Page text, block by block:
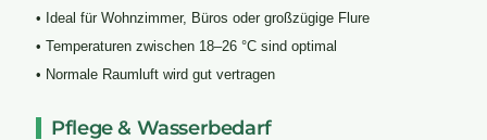
• Ideal für Wohnzimmer, Büros oder großzügige Flure
• Temperaturen zwischen 18–26 °C sind optimal
• Normale Raumluft wird gut vertragen
Pflege & Wasserbedarf